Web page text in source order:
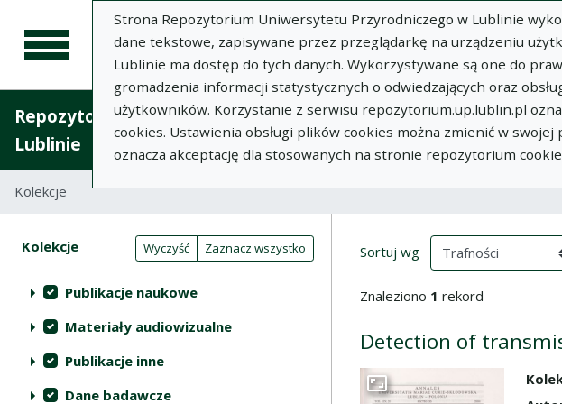
Strona Repozytorium Uniwersytetu Przyrodniczego w Lublinie
dane tekstowe, zapisywane przez przeglądarkę na urządzeniu
Lublinie ma dostęp do tych danych. Wykorzystywane są one do
gromadzenia informacji statystycznych o odwiedzających oraz
użytkowników. Korzystanie z serwisu repozytorium.up.lublin.pl
cookies. Ustawienia obsługi plików cookies można zmienić w
oznacza akceptację dla stosowanych na stronie repozytorium
Repozytorium Uniwersytetu Przyrodniczego w
Lublinie
Dodaj
publikację
Kolekcje
Lista wyników wyszukiwania
Filtry wyszukiwania (automatyczne przeładowanie
Akcje na kolekcjach Wyczyść Zaznacz wszystko
Kolekcje (automatyczne przeładowanie treści)
Publikacje naukowe
Materiały audiowizualne
Publikacje inne
Dane badawcze
Wyniki
Sortuj wg (automatyczne
Znaleziono 1 rekord
Detection of
Przejdź do zbioru